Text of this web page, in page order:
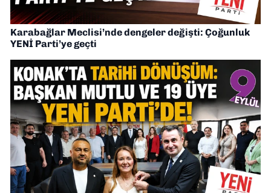
Karabağlar Meclisi’nde dengeler değişti: Çoğunluk
YENİ Parti’ye geçti